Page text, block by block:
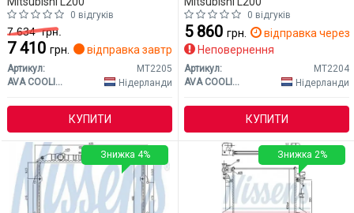
0 відгуків
7 634грн.
7 410 грн. відправка завтра
Артикул:
MT2205
AVA COOLING
Нідерланди
КУПИТИ
0 відгуків
5 860 грн.
відправка через
Неповернення
Артикул:
MT2204
AVA COOLING
Нідерланди
КУПИТИ
Знижка 4% Знижка 2%